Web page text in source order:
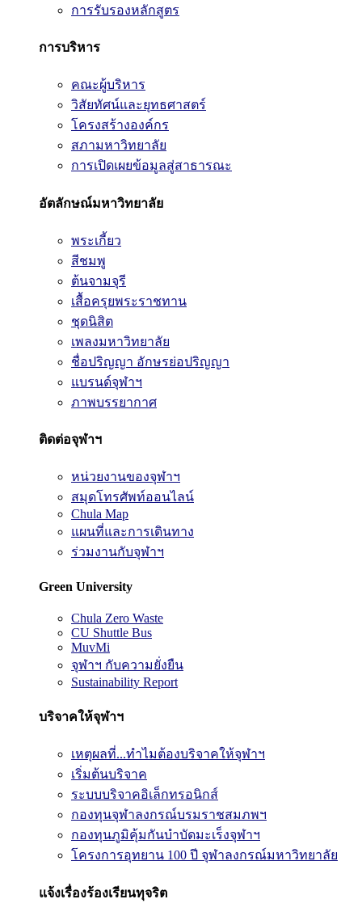
การรับรองหลักสูตร
การบริหาร
คณะผู้บริหาร
วิสัยทัศน์และยุทธศาสตร์
โครงสร้างองค์กร
สภามหาวิทยาลัย
การเปิดเผยข้อมูลสู่สาธารณะ
อัตลักษณ์มหาวิทยาลัย
พระเกี้ยว
สีชมพู
ต้นจามจุรี
เสื้อครุยพระราชทาน
ชุดนิสิต
เพลงมหาวิทยาลัย
ชื่อปริญญา อักษรย่อปริญญา
แบรนด์จุฬาฯ
ภาพบรรยากาศ
ติดต่อจุฬาฯ
หน่วยงานของจุฬาฯ
สมุดโทรศัพท์ออนไลน์
Chula Map
แผนที่และการเดินทาง
ร่วมงานกับจุฬาฯ
Green University
Chula Zero Waste
CU Shuttle Bus
MuvMi
จุฬาฯ กับความยั่งยืน
Sustainability Report
บริจาคให้จุฬาฯ
เหตุผลที่...ทำไมต้องบริจาคให้จุฬาฯ
เริ่มต้นบริจาค
ระบบบริจาคอิเล็กทรอนิกส์
กองทุนจุฬาลงกรณ์บรมราชสมภพฯ
กองทุนภูมิคุ้มกันบำบัดมะเร็งจุฬาฯ
โครงการอุทยาน 100 ปี จุฬาลงกรณ์มหาวิทยาลัย
แจ้งเรื่องร้องเรียนทุจริต